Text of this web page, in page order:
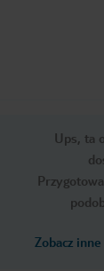
Ups, ta
Zobacz